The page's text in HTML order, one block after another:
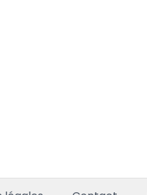
confidentialité, en